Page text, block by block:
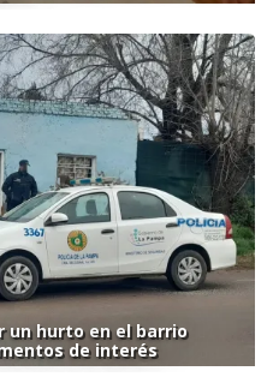
un hurto en el barrio
de interés